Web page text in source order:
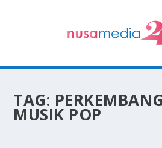
TAG:
MUSIK POP